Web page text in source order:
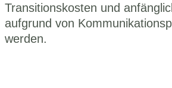
Transitionskosten und
aufgrund von
werden.